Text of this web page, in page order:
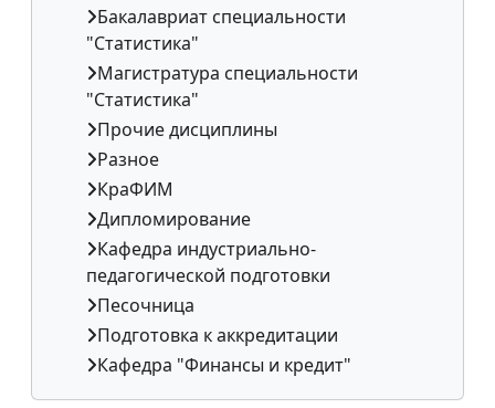
Бакалавриат специальности
"Статистика"
Магистратура специальности
"Статистика"
Прочие дисциплины
Разное
КраФИМ
Дипломирование
Кафедра индустриально-
педагогической подготовки
Песочница
Подготовка к аккредитации
Кафедра "Финансы и кредит"